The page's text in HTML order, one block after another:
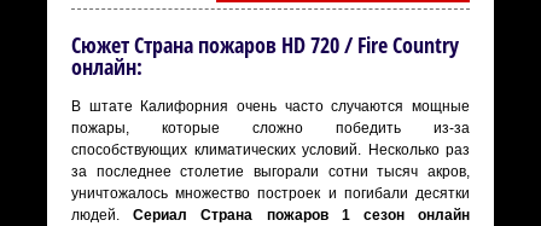
Сюжет Страна пожаров HD 720 / Fire Country
онлайн:
В штате Калифорния очень часто случаются мощные
пожары, которые сложно победить из-за
способствующих климатических условий. Несколько раз
за последнее столетие выгорали сотни тысяч акров,
уничтожалось множество построек и погибали десятки
людей.Сериал Страна пожаров 1 сезон онлайн